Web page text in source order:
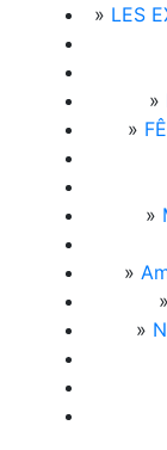
» LES
»
»
»
»
»
»